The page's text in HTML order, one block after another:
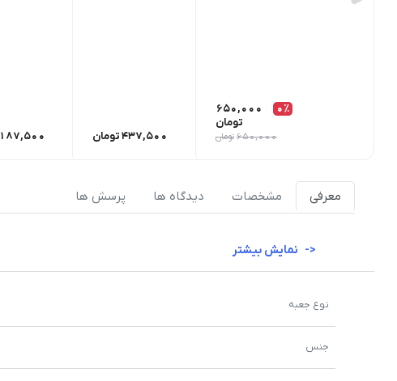
0٪
650,000
تومان
650,000 تومان 437,500تومان 187,500
معرفی مشخصات دیدگاه ها پرسش ها
نوع جعبه
جنس